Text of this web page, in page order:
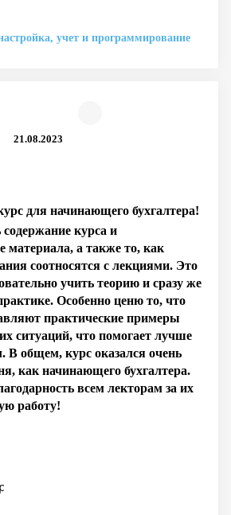
учет и программирование
21.08.2023
для начинающего бухгалтера!
курса и
материала, а также то, как
соотносятся с лекциями. Это
учить теорию и сразу же
Особенно ценю то, что
практические примеры
ситуаций, что помогает лучше
В общем, курс оказался очень
как начинающего бухгалтера.
всем лекторам за их
работу!